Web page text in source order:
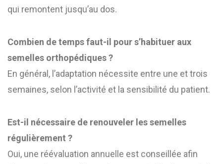
qui remontent jusqu’au dos.
Combien de temps faut-il pour s’habituer aux
semelles orthopédiques ?
En général, l’adaptation nécessite entre une et trois
semaines, selon l’activité et la sensibilité du patient.
Est-il nécessaire de renouveler les semelles
régulièrement ?
Oui, une réévaluation annuelle est conseillée afin